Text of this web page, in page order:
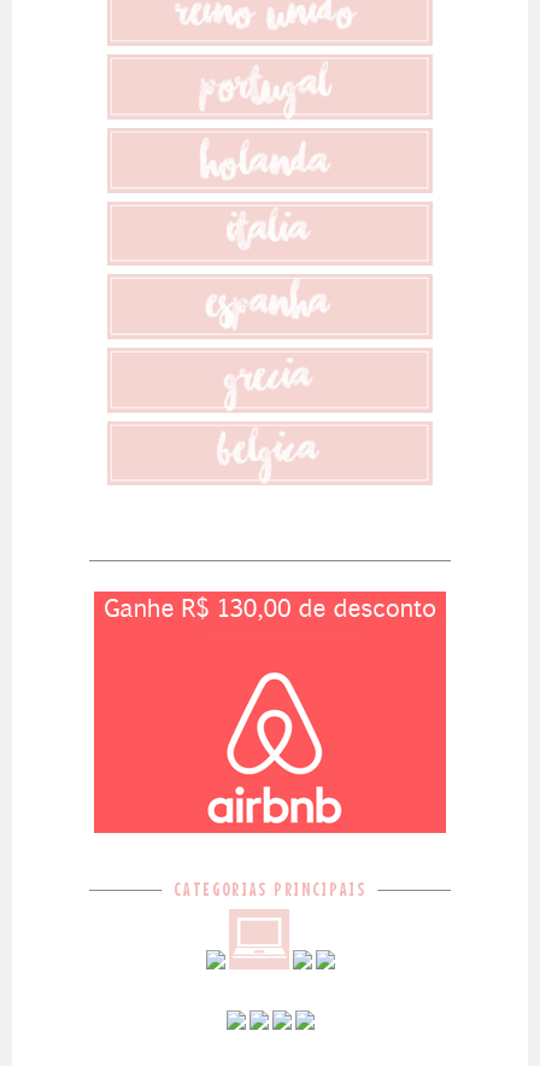
CATEGORIAS PRINCIPAIS